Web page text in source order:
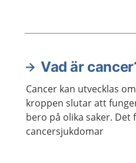
hållet i ett enda steg.
skillnad.
Aktuella artiklar
Vad är
Cancer kan utvecklas
kroppen slutar att
bero på olika saker. Det
cancersjukdomar